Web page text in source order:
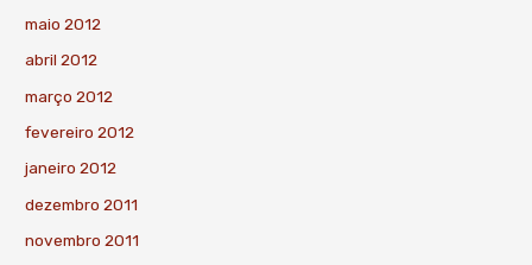
maio 2012
abril 2012
março 2012
fevereiro 2012
janeiro 2012
dezembro 2011
novembro 2011